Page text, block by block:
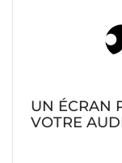
UN ÉCRAN
VOTRE